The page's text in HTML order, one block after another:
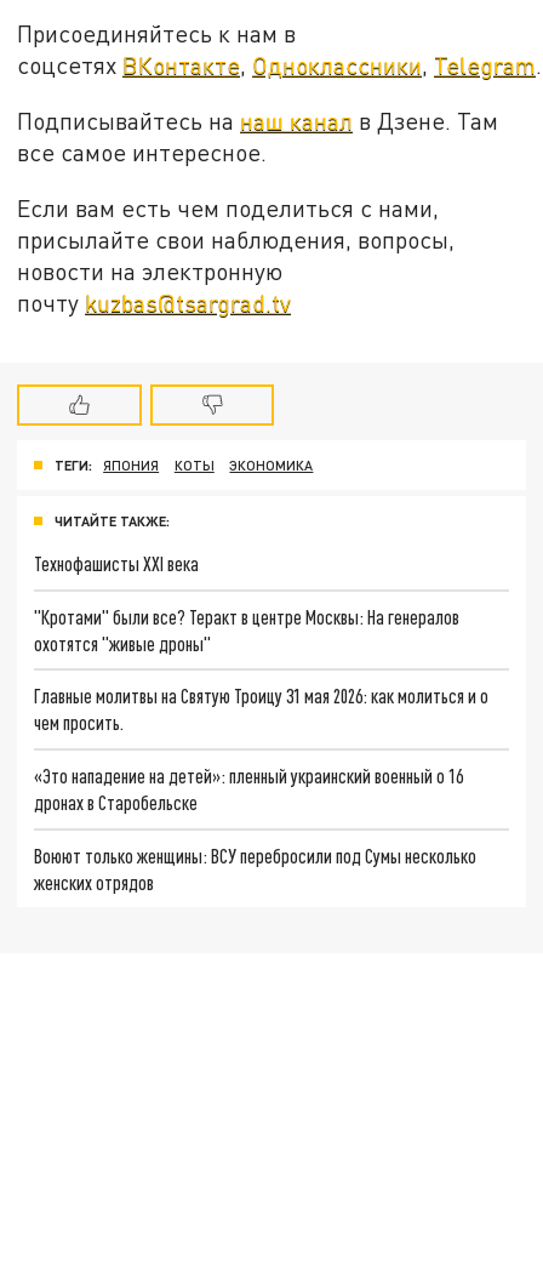
Присоединяйтесь к нам в
соцсетях ВКонтакте, Одноклассники, Telegram.
Подписывайтесь на наш канал в Дзене. Там
все самое интересное.
Если вам есть чем поделиться с нами,
присылайте свои наблюдения, вопросы,
новости на электронную
почту kuzbas@tsargrad.tv
ТЕГИ: ЯПОНИЯ КОТЫ ЭКОНОМИКА
ЧИТАЙТЕ ТАКЖЕ:
Технофашисты XXI века
"Кротами" были все? Теракт в центре Москвы: На генералов
охотятся "живые дроны"
Главные молитвы на Святую Троицу 31 мая 2026: как молиться и о
чем просить.
«Это нападение на детей»: пленный украинский военный о 16
дронах в Старобельске
Воюют только женщины: ВСУ перебросили под Сумы несколько
женских отрядов